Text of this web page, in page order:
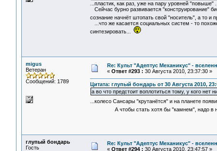
...пластик, как раз, уже на пару уровней
Сейчас бурно развивается "конструирование"
сознание начнёт штопать свой "носитель", а то
...что же касается социальных систем - то
синтезировать...
migus
Ветеран
Сообщений: 1789
Re: Культ "Адептус Механикус" -
« Ответ #293 : 30 Августа 2010, 23:37:30 »
Цитата: глупый бондарь от 30 Августа 2010,
а во что предстоит воплотиться тому, у кого нет
...колесо Сансары "крутанётся" и на планете
А чтобы стать хотя бы "камнем", надо в
глупый бондарь
Гость
Re: Культ "Адептус Механикус" -
« Ответ #294 : 30 Августа 2010, 23:47:57 »